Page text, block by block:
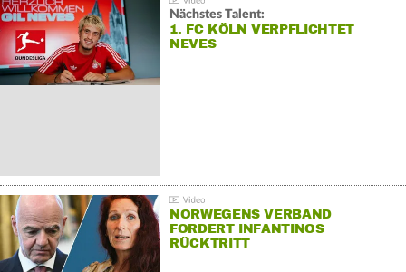
Nächstes Talent:
1. FC KÖLN VERPFLICHTET
NEVES
NORWEGENS VERBAND
FORDERT INFANTINOS
RÜCKTRITT